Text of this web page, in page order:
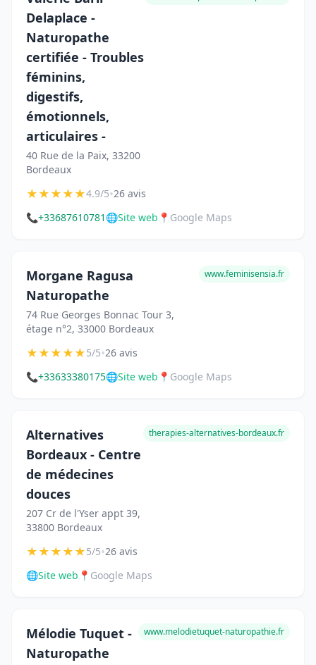
Delaplace -
Naturopathe
certifiée - Troubles
féminins,
digestifs,
émotionnels,
articulaires -
40 Rue de la Paix, 33200
Bordeaux
★★★★★4.9/5•26 avis
📞+33687610781 🌐Site web 📍 Google Maps
Morgane Ragusa
Naturopathe
74 Rue Georges Bonnac Tour 3,
étage n°2, 33000 Bordeaux
www.feminisensia.fr
★★★★★5/5•26 avis
📞+33633380175🌐Site web 📍 Google Maps
Alternatives
Bordeaux - Centre
de médecines
douces
207 Cr de l'Yser appt 39,
33800 Bordeaux
therapies-alternatives-bordeaux.fr
★★★★★5/5•26 avis
🌐Site web 📍 Google Maps
Mélodie Tuquet -
Naturopathe
www.melodietuquet-naturopathie.fr